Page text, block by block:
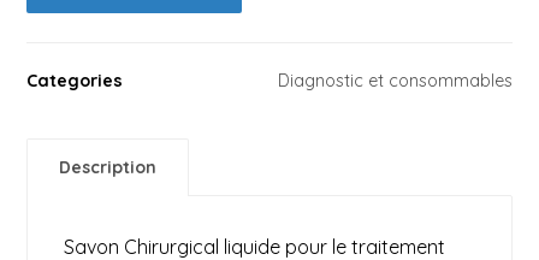
Categories Diagnostic et consommables
Description
Savon Chirurgical liquide pour le traitement